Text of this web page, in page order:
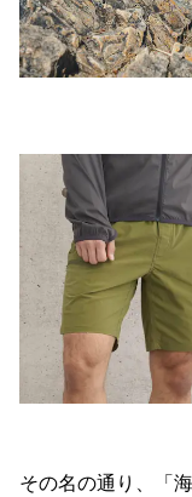
その名の通り、「